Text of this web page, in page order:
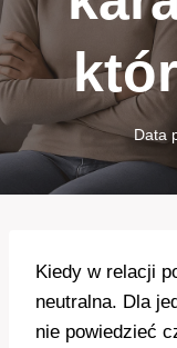
Data
Kiedy w relacji
neutralna. Dla
nie powiedzieć